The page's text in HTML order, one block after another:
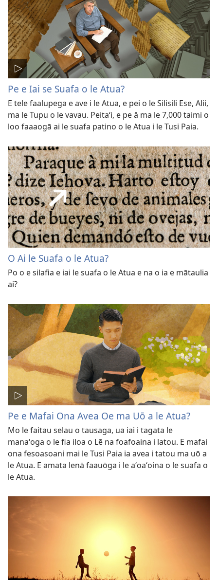
Pe e Iai se Suafa o le Atua?
E tele faalupega e ave i le Atua, e pei o le Silisili Ese, Alii,
ma le Tupu o le vavau. Peitaʻi, e pe ā ma le 7,000 taimi o
loo faaaogā ai le suafa patino o le Atua i le Tusi Paia.
O Ai le Suafa o le Atua?
Po o e silafia e iai le suafa o le Atua e na o ia e mātaulia
ai?
Pe e Mafai Ona Avea Oe ma Uō a le Atua?
Mo le faitau selau o tausaga, ua iai i tagata le
manaʻoga o le fia iloa o Lē na foafoaina i latou. E mafai
ona fesoasoani mai le Tusi Paia ia avea i tatou ma uō a
le Atua. E amata lenā faauōga i le aʻoaʻoina o le suafa o
le Atua.